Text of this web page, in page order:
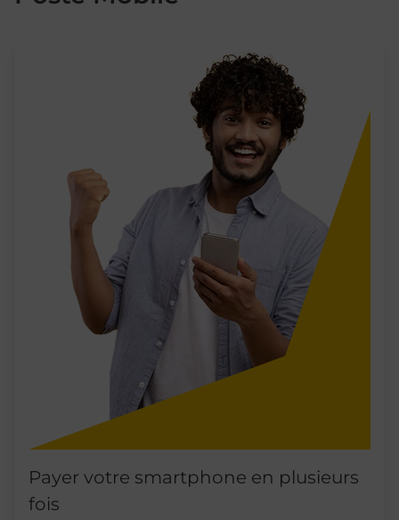
Payer votre smartphone en plusieurs
fois